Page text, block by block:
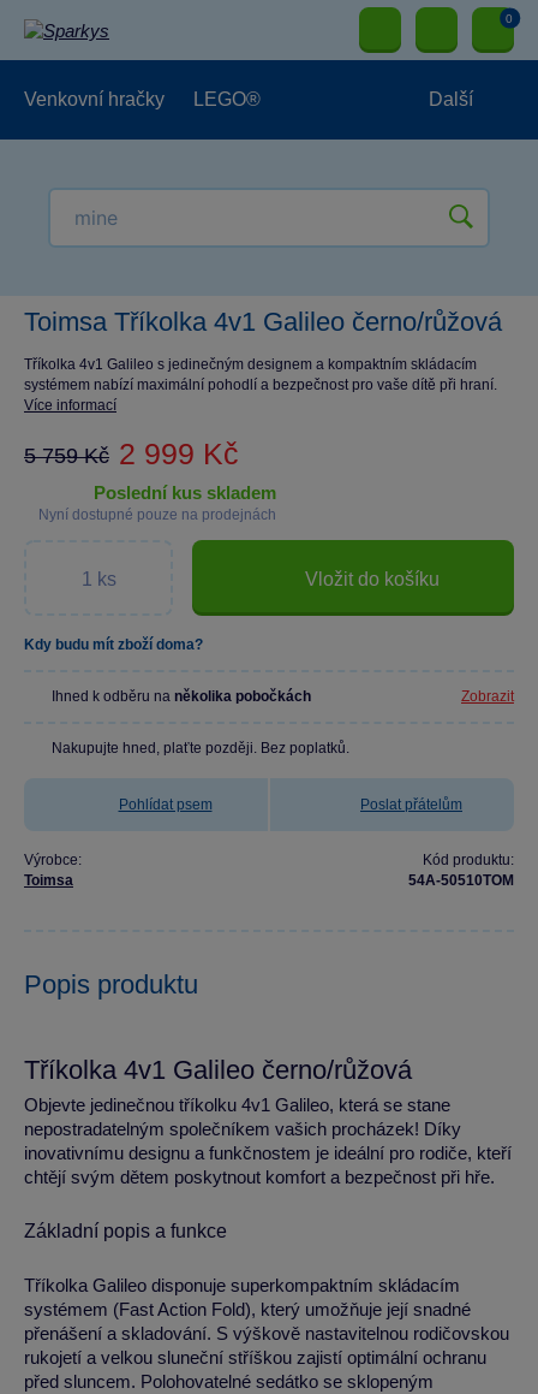
0
Venkovní hračky LEGO® Další
Toimsa Tříkolka 4v1 Galileo černo/růžová
Tříkolka 4v1 Galileo s jedinečným designem a kompaktním skládacím
systémem nabízí maximální pohodlí a bezpečnost pro vaše dítě při hraní.
Více informací
5 759 Kč 2 999 Kč
poslední kus skladem
Nyní dostupné pouze na prodejnách
Vložit do košíku
Kdy budu mít zboží doma?
Ihned k odběru na několika pobočkách Zobrazit
Nakupujte hned, plaťte později. Bez poplatků.
Pohlídat psem Poslat přátelům
Výrobce:
Toimsa
Kód produktu:
54A-50510TOM
Popis produktu
Tříkolka 4v1 Galileo černo/růžová
Objevte jedinečnou tříkolku 4v1 Galileo, která se stane
nepostradatelným společníkem vašich procházek! Díky
inovativnímu designu a funkčnostem je ideální pro rodiče, kteří
chtějí svým dětem poskytnout komfort a bezpečnost při hře.
Základní popis a funkce
Tříkolka Galileo disponuje superkompaktním skládacím
systémem (Fast Action Fold), který umožňuje její snadné
přenášení a skladování. S výškově nastavitelnou rodičovskou
rukojetí a velkou sluneční stříškou zajistí optimální ochranu
před sluncem. Polohovatelné sedátko se sklopeným